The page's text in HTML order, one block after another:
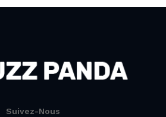
Suivez-Nous